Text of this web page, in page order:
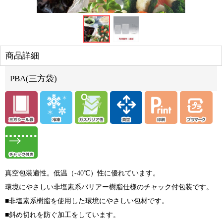
商品詳細
PBA(三方袋)
真空包装適性。低温（-40℃）性に優れています。
環境にやさしい非塩素系バリアー樹脂仕様のチャック付包装です。
■非塩素系樹脂を使用した環境にやさしい包材です。
■斜め切れを防ぐ加工をしています。